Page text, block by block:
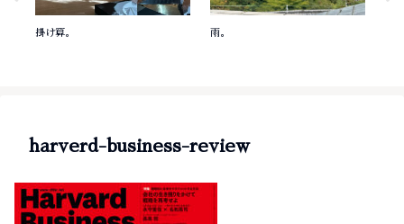
掛け算。 雨。
harverd-business-review